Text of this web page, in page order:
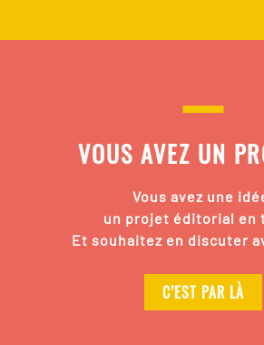
VOUS AVEZ UN
Vous avez une
un projet éditorial en
Et souhaitez en discuter
C’EST PAR LÀ